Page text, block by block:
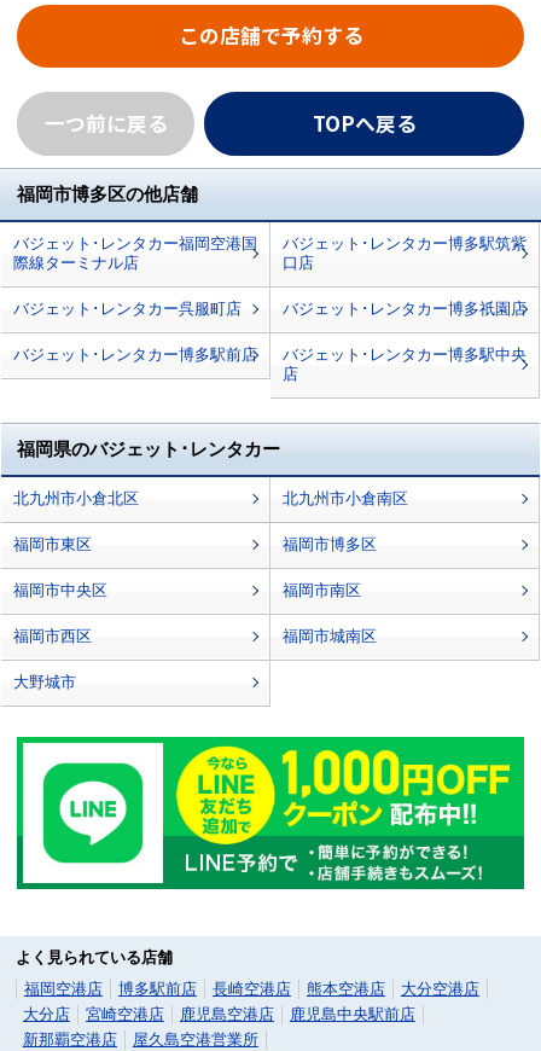
この店舗で予約する
一つ前に戻る TOPへ戻る
福岡市博多区の他店舗
バジェット･レンタカー福岡空港国
際線ターミナル店
バジェット･レンタカー博多駅筑紫
口店
バジェット･レンタカー呉服町店 バジェット･レンタカー博多祇園店
バジェット･レンタカー博多駅前店
バジェット･レンタカー博多駅中央
店
福岡県のバジェット･レンタカー
北九州市小倉北区 北九州市小倉南区
福岡市東区 福岡市博多区
福岡市中央区 福岡市南区
福岡市西区 福岡市城南区
大野城市
よく見られている店舗
福岡空港店
博多駅前店 長崎空港店 熊本空港店
大分空港店
大分店
宮崎空港店 鹿児島空港店
鹿児島中央駅前店
新那覇空港店
屋久島空港営業所